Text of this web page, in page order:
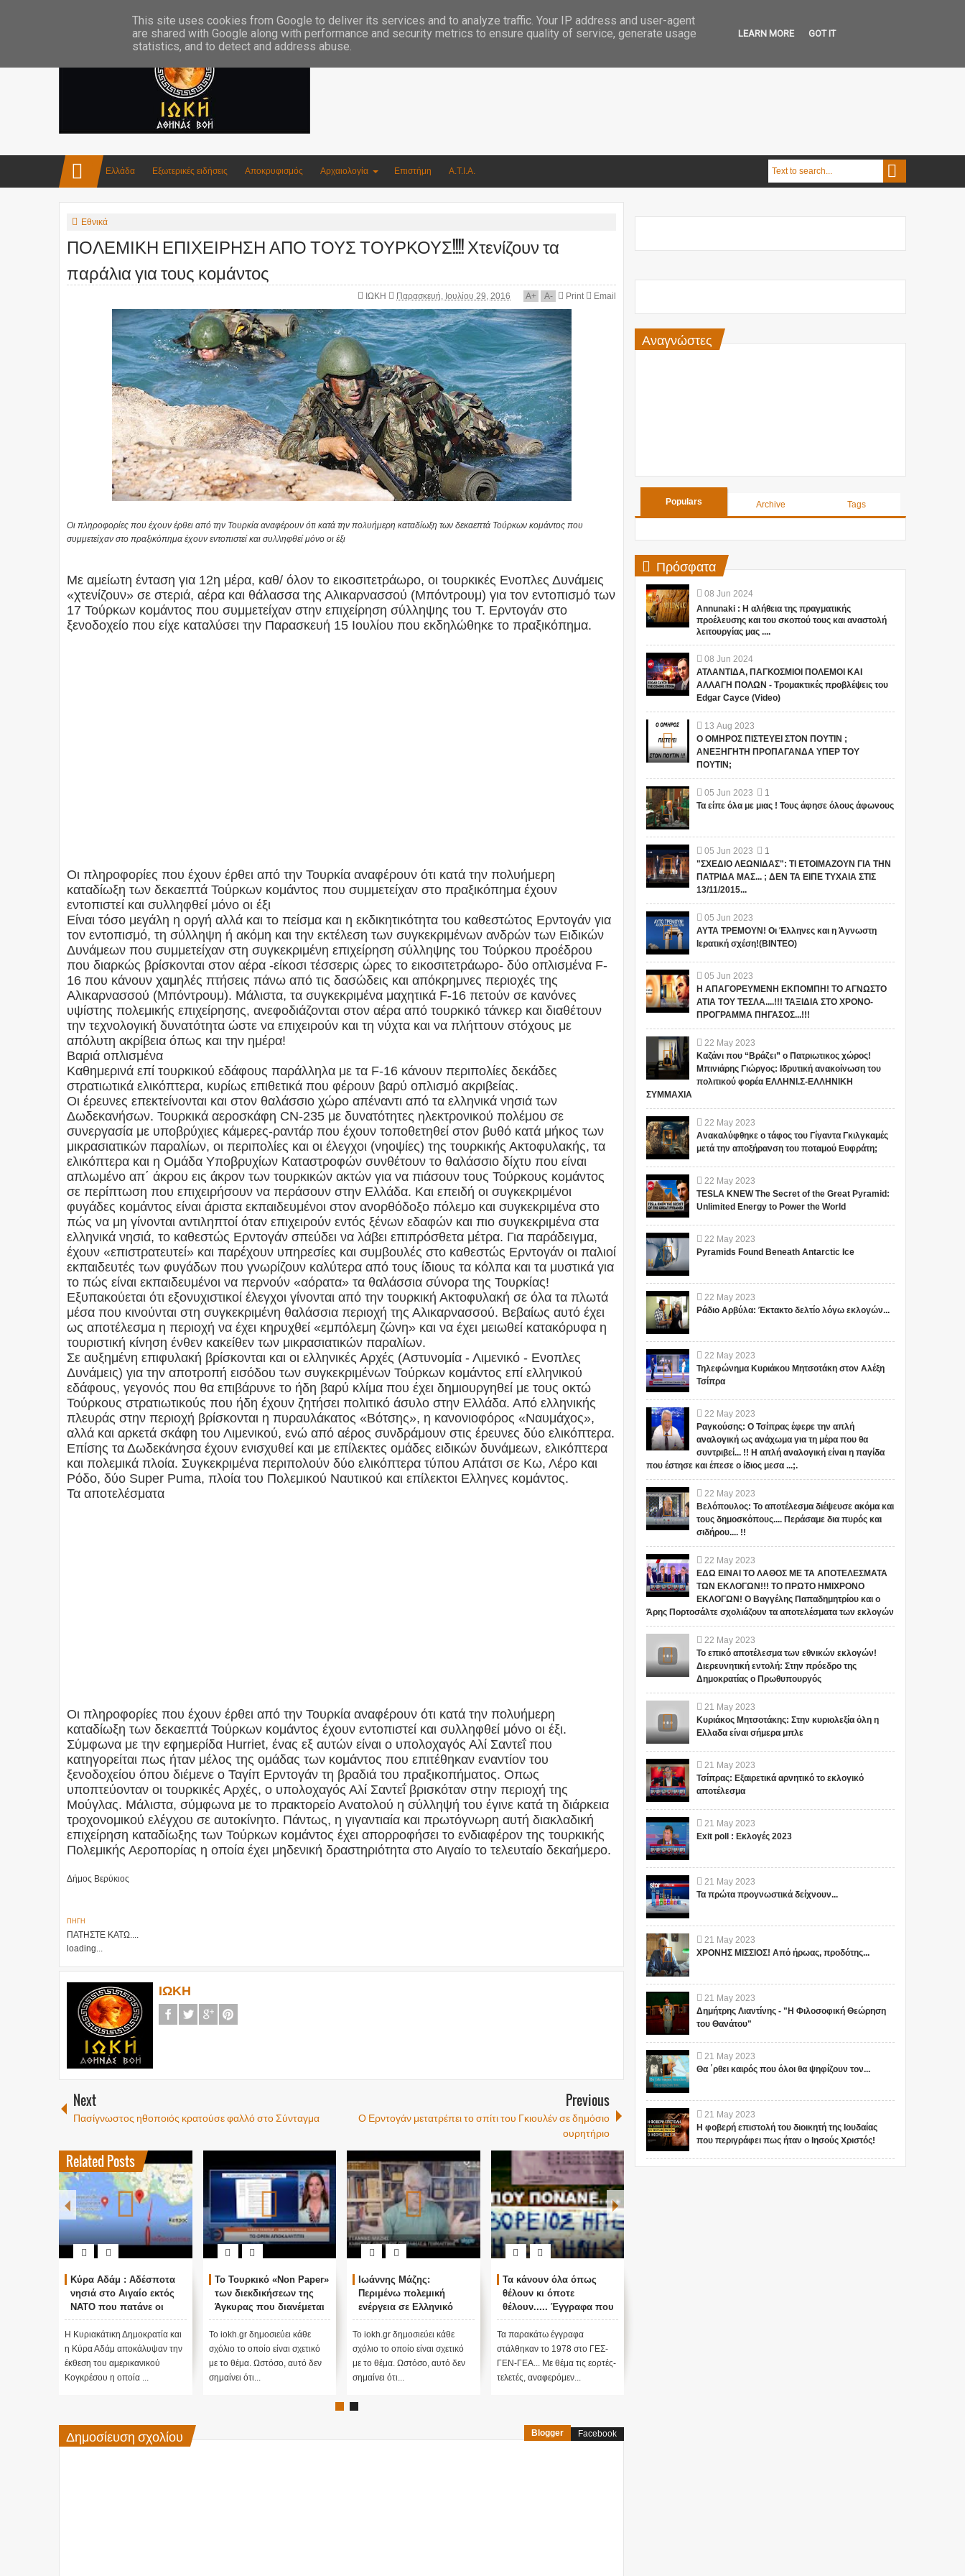
Ελλάδα Εξωτερικές ειδήσεις Αποκρυφισμός Αρχαιολογία Επιστήμη Α.Τ.Ι.Α.
Εθνικά
ΠΟΛΕΜΙΚΗ ΕΠΙΧΕΙΡΗΣΗ ΑΠΟ ΤΟΥΣ ΤΟΥΡΚΟΥΣ!!!! Χτενίζουν τα
παράλια για τους κομάντος
ΙΩΚΗ Παρασκευή, Ιουλίου 29, 2016 A+ A- Print Email
Οι πληροφορίες που έχουν έρθει από την Τουρκία αναφέρουν ότι κατά την πολυήμερη καταδίωξη των δεκαεπτά Τούρκων κομάντος που
συμμετείχαν στο πραξικόπημα έχουν εντοπιστεί και συλληφθεί μόνο οι έξι
Με αμείωτη ένταση για 12η μέρα, καθ/ όλον το εικοσιτετράωρο, οι τουρκικές Ενοπλες Δυνάμεις
«χτενίζουν» σε στεριά, αέρα και θάλασσα της Αλικαρνασσού (Μπόντρουμ) για τον εντοπισμό των
17 Τούρκων κομάντος που συμμετείχαν στην επιχείρηση σύλληψης του Τ. Ερντογάν στο
ξενοδοχείο που είχε καταλύσει την Παρασκευή 15 Ιουλίου που εκδηλώθηκε το πραξικόπημα.
Οι πληροφορίες που έχουν έρθει από την Τουρκία αναφέρουν ότι κατά την πολυήμερη
καταδίωξη των δεκαεπτά Τούρκων κομάντος που συμμετείχαν στο πραξικόπημα έχουν
εντοπιστεί και συλληφθεί μόνο οι έξι
Είναι τόσο μεγάλη η οργή αλλά και το πείσμα και η εκδικητικότητα του καθεστώτος Ερντογάν για
τον εντοπισμό, τη σύλληψη ή ακόμη και την εκτέλεση των συγκεκριμένων ανδρών των Ειδικών
Δυνάμεων που συμμετείχαν στη συγκεκριμένη επιχείρηση σύλληψης του Τούρκου προέδρου
που διαρκώς βρίσκονται στον αέρα -είκοσι τέσσερις ώρες το εικοσιτετράωρο- δύο οπλισμένα F-
16 που κάνουν χαμηλές πτήσεις πάνω από τις δασώδεις και απόκρημνες περιοχές της
Αλικαρνασσού (Μπόντρουμ). Μάλιστα, τα συγκεκριμένα μαχητικά F-16 πετούν σε κανόνες
υψίστης πολεμικής επιχείρησης, ανεφοδιάζονται στον αέρα από τουρκικό τάνκερ και διαθέτουν
την τεχνολογική δυνατότητα ώστε να επιχειρούν και τη νύχτα και να πλήττουν στόχους με
απόλυτη ακρίβεια όπως και την ημέρα!
Βαριά οπλισμένα
Καθημερινά επί τουρκικού εδάφους παράλληλα με τα F-16 κάνουν περιπολίες δεκάδες
στρατιωτικά ελικόπτερα, κυρίως επιθετικά που φέρουν βαρύ οπλισμό ακριβείας.
Οι έρευνες επεκτείνονται και στον θαλάσσιο χώρο απέναντι από τα ελληνικά νησιά των
Δωδεκανήσων. Τουρκικά αεροσκάφη CN-235 με δυνατότητες ηλεκτρονικού πολέμου σε
συνεργασία με υποβρύχιες κάμερες-ραντάρ που έχουν τοποθετηθεί στον βυθό κατά μήκος των
μικρασιατικών παραλίων, οι περιπολίες και οι έλεγχοι (νηοψίες) της τουρκικής Ακτοφυλακής, τα
ελικόπτερα και η Ομάδα Υποβρυχίων Καταστροφών συνθέτουν το θαλάσσιο δίχτυ που είναι
απλωμένο απ΄ άκρου εις άκρον των τουρκικών ακτών για να πιάσουν τους Τούρκους κομάντος
σε περίπτωση που επιχειρήσουν να περάσουν στην Ελλάδα. Και επειδή οι συγκεκριμένοι
φυγάδες κομάντος είναι άριστα εκπαιδευμένοι στον ανορθόδοξο πόλεμο και συγκεκριμένα στο
πώς να μη γίνονται αντιληπτοί όταν επιχειρούν εντός ξένων εδαφών και πιο συγκεκριμένα στα
ελληνικά νησιά, το καθεστώς Ερντογάν σπεύδει να λάβει επιπρόσθετα μέτρα. Για παράδειγμα,
έχουν «επιστρατευτεί» και παρέχουν υπηρεσίες και συμβουλές στο καθεστώς Ερντογάν οι παλιοί
εκπαιδευτές των φυγάδων που γνωρίζουν καλύτερα από τους ίδιους τα κόλπα και τα μυστικά για
το πώς είναι εκπαιδευμένοι να περνούν «αόρατα» τα θαλάσσια σύνορα της Τουρκίας!
Εξυπακούεται ότι εξονυχιστικοί έλεγχοι γίνονται από την τουρκική Ακτοφυλακή σε όλα τα πλωτά
μέσα που κινούνται στη συγκεκριμένη θαλάσσια περιοχή της Αλικαρνασσού. Βεβαίως αυτό έχει
ως αποτέλεσμα η περιοχή να έχει κηρυχθεί «εμπόλεμη ζώνη» και να έχει μειωθεί κατακόρυφα η
τουριστική κίνηση ένθεν κακείθεν των μικρασιατικών παραλίων.
Σε αυξημένη επιφυλακή βρίσκονται και οι ελληνικές Αρχές (Αστυνομία - Λιμενικό - Ενοπλες
Δυνάμεις) για την αποτροπή εισόδου των συγκεκριμένων Τούρκων κομάντος επί ελληνικού
εδάφους, γεγονός που θα επιβάρυνε το ήδη βαρύ κλίμα που έχει δημιουργηθεί με τους οκτώ
Τούρκους στρατιωτικούς που ήδη έχουν ζητήσει πολιτικό άσυλο στην Ελλάδα. Από ελληνικής
πλευράς στην περιοχή βρίσκονται η πυραυλάκατος «Βότσης», η κανονιοφόρος «Ναυμάχος»,
αλλά και αρκετά σκάφη του Λιμενικού, ενώ από αέρος συνδράμουν στις έρευνες δύο ελικόπτερα.
Επίσης τα Δωδεκάνησα έχουν ενισχυθεί και με επίλεκτες ομάδες ειδικών δυνάμεων, ελικόπτερα
και πολεμικά πλοία. Συγκεκριμένα περιπολούν δύο ελικόπτερα τύπου Απάτσι σε Κω, Λέρο και
Ρόδο, δύο Super Puma, πλοία του Πολεμικού Ναυτικού και επίλεκτοι Ελληνες κομάντος.
Τα αποτελέσματα
Οι πληροφορίες που έχουν έρθει από την Τουρκία αναφέρουν ότι κατά την πολυήμερη
καταδίωξη των δεκαεπτά Τούρκων κομάντος έχουν εντοπιστεί και συλληφθεί μόνο οι έξι.
Σύμφωνα με την εφημερίδα Hurriet, ένας εξ αυτών είναι ο υπολοχαγός Αλί Σαντεΐ που
κατηγορείται πως ήταν μέλος της ομάδας των κομάντος που επιτέθηκαν εναντίον του
ξενοδοχείου όπου διέμενε ο Ταγίπ Ερντογάν τη βραδιά του πραξικοπήματος. Οπως
υποπτεύονταν οι τουρκικές Αρχές, ο υπολοχαγός Αλί Σαντεΐ βρισκόταν στην περιοχή της
Μούγλας. Μάλιστα, σύμφωνα με το πρακτορείο Ανατολού η σύλληψή του έγινε κατά τη διάρκεια
τροχονομικού ελέγχου σε αυτοκίνητο. Πάντως, η γιγαντιαία και πρωτόγνωρη αυτή διακλαδική
επιχείρηση καταδίωξης των Τούρκων κομάντος έχει απορροφήσει το ενδιαφέρον της τουρκικής
Πολεμικής Αεροπορίας η οποία έχει μηδενική δραστηριότητα στο Αιγαίο το τελευταίο δεκαήμερο.
Δήμος Βερύκιος
ΠΗΓΗ
ΠΑΤΗΣΤΕ ΚΑΤΩ....
loading...
ΙΩΚΗ
Next
Πασίγνωστος ηθοποιός κρατούσε φαλλό στο Σύνταγμα
Previous
Ο Ερντογάν μετατρέπει το σπίτι του Γκιουλέν σε δημόσιο
ουρητήριο
Related Posts
Κύρα Αδάμ : Αδέσποτα
νησιά στο Αιγαίο εκτός
ΝΑΤΟ που πατάνε οι
Τούρκοι με την συνθήκη
της Λωζάνης...
Η Κυριακάτικη Δημοκρατία και
η Κύρα Αδάμ αποκάλυψαν την
έκθεση του αμερικανικού
Κογκρέσου η οποία ...
Το Τουρκικό «Non Paper»
των διεκδικήσεων της
Άγκυρας που διανέμεται
στις ξένες πρεσβείες
Το iokh.gr δημοσιεύει κάθε
σχόλιο το οποίο είναι σχετικό
με το θέμα. Ωστόσο, αυτό δεν
σημαίνει ότι...
Ιωάννης Μάζης:
Περιμένω πολεμική
ενέργεια σε Ελληνικό
νησί
Το iokh.gr δημοσιεύει κάθε
σχόλιο το οποίο είναι σχετικό
με το θέμα. Ωστόσο, αυτό δεν
σημαίνει ότι...
Τα κάνουν όλα όπως
θέλουν κι όποτε
θέλουν..... Έγγραφα που
δείχνουν αλήθειες που
πονάνε: Πως ο
χαρακτηρισμός
΄Βορειοηπειρωτικόν
Έπος' της Εποποιίας
Τα παρακάτω έγγραφα
στάλθηκαν το 1978 στο ΓΕΣ-
ΓΕΝ-ΓΕΑ... Με θέμα τις εορτές-
τελετές, αναφερόμεν...
Δημοσίευση σχολίου Blogger Facebook
Αναγνώστες
Populars Archive Tags
Πρόσφατα
08 Jun 2024
Annunaki : Η αλήθεια της πραγματικής
προέλευσης και του σκοπού τους και αναστολή
λειτουργίας μας ....
08 Jun 2024
ΑΤΛΑΝΤΙΔΑ, ΠΑΓΚΟΣΜΙΟΙ ΠΟΛΕΜΟΙ ΚΑΙ
ΑΛΛΑΓΗ ΠΟΛΩΝ - Τρομακτικές προβλέψεις του
Edgar Cayce (Video)
13 Aug 2023
Ο ΟΜΗΡΟΣ ΠΙΣΤΕΥΕΙ ΣΤΟΝ ΠΟΥΤΙΝ ;
ΑΝΕΞΗΓΗΤΗ ΠΡΟΠΑΓΑΝΔΑ ΥΠΕΡ ΤΟΥ
ΠΟΥΤΙΝ;
05 Jun 2023
1
Τα είπε όλα με μιας ! Τους άφησε όλους άφωνους
05 Jun 2023
1
"ΣΧΕΔΙΟ ΛΕΩΝΙΔΑΣ": ΤΙ ΕΤΟΙΜΑΖΟΥΝ ΓΙΑ ΤΗΝ
ΠΑΤΡΙΔΑ ΜΑΣ... ; ΔΕΝ ΤΑ ΕΙΠΕ ΤΥΧΑΙΑ ΣΤΙΣ
13/11/2015...
05 Jun 2023
ΑΥΤΑ ΤΡΕΜΟΥΝ! Οι Έλληνες και η Άγνωστη
Ιερατική σχέση!(ΒΙΝΤΕΟ)
05 Jun 2023
Η ΑΠΑΓΟΡΕΥΜΕΝΗ ΕΚΠΟΜΠΗ! ΤΟ ΑΓΝΩΣΤΟ
ΑΤΙΑ ΤΟΥ ΤΕΣΛΑ....!!! ΤΑΞΙΔΙΑ ΣΤΟ ΧΡΟΝΟ-
ΠΡΟΓΡΑΜΜΑ ΠΗΓΑΣΟΣ...!!!
22 May 2023
Καζάνι που “Βράζει” ο Πατριωτικος χώρος!
Μπινιάρης Γιώργος: Ιδρυτική ανακοίνωση του
πολιτικού φορέα ΕΛΛΗΝΙ.Σ-ΕΛΛΗΝΙΚΗ
ΣΥΜΜΑΧΙΑ
22 May 2023
Ανακαλύφθηκε ο τάφος του Γίγαντα Γκιλγκαμές
μετά την αποξήρανση του ποταμού Ευφράτη;
22 May 2023
TESLA KNEW The Secret of the Great Pyramid:
Unlimited Energy to Power the World
22 May 2023
Pyramids Found Beneath Antarctic Ice
22 May 2023
Ράδιο Αρβύλα: Έκτακτο δελτίο λόγω εκλογών...
22 May 2023
Τηλεφώνημα Κυριάκου Μητσοτάκη στον Αλέξη
Τσίπρα
22 May 2023
Ραγκούσης: Ο Τσίπρας έφερε την απλή
αναλογική ως ανάχωμα για τη μέρα που θα
συντριβεί... !! Η απλή αναλογική είναι η παγίδα
που έστησε και έπεσε ο ίδιος μεσα ...;.
22 May 2023
Βελόπουλος: Το αποτέλεσμα διέψευσε ακόμα και
τους δημοσκόπους.... Περάσαμε δια πυρός και
σιδήρου.... !!
22 May 2023
ΕΔΩ ΕΙΝΑΙ ΤΟ ΛΑΘΟΣ ΜΕ ΤΑ ΑΠΟΤΕΛΕΣΜΑΤΑ
ΤΩΝ ΕΚΛΟΓΩΝ!!! ΤΟ ΠΡΩΤΟ ΗΜΙΧΡΟΝΟ
ΕΚΛΟΓΩΝ! Ο Βαγγέλης Παπαδημητρίου και ο
Άρης Πορτοσάλτε σχολιάζουν τα αποτελέσματα των εκλογών
22 May 2023
Το επικό αποτέλεσμα των εθνικών εκλογών!
Διερευνητική εντολή: Στην πρόεδρο της
Δημοκρατίας ο Πρωθυπουργός
21 May 2023
Κυριάκος Μητσοτάκης: Στην κυριολεξία όλη η
Ελλαδα είναι σήμερα μπλε
21 May 2023
Τσίπρας: Εξαιρετικά αρνητικό το εκλογικό
αποτέλεσμα
21 May 2023
Exit poll : Εκλογές 2023
21 May 2023
Τα πρώτα προγνωστικά δείχνουν...
21 May 2023
ΧΡΟΝΗΣ ΜΙΣΣΙΟΣ! Από ήρωας, προδότης...
21 May 2023
Δημήτρης Λιαντίνης - "Η Φιλοσοφική Θεώρηση
του Θανάτου"
21 May 2023
Θα ΄ρθει καιρός που όλοι θα ψηφίζουν τον...
21 May 2023
Η φοβερή επιστολή του διοικητή της Ιουδαίας
που περιγράφει πως ήταν ο Ιησούς Χριστός!
This site uses cookies from Google to deliver its services and to analyze traffic. Your IP address and user-agent
are shared with Google along with performance and security metrics to ensure quality of service, generate usage
statistics, and to detect and address abuse.
LEARN MORE GOT IT